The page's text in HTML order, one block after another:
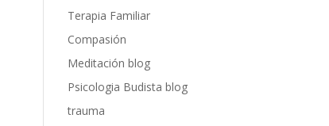
Terapia Familiar
Compasión
Meditación blog
Psicologia Budista blog
trauma